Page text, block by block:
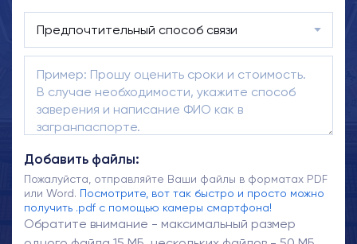
Добавить файлы:
Пожалуйста, отправляйте Ваши файлы в форматах PDF
или Word. Посмотрите, вот так быстро и просто можно
получить .pdf с помощью камеры смартфона!
Обратите внимание - максимальный размер